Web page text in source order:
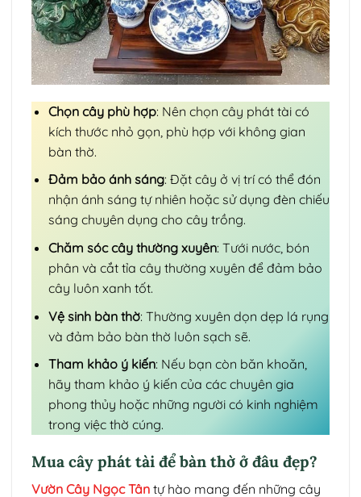
Chọn cây phù hợp: Nên chọn cây phát tài có
kích thước nhỏ gọn, phù hợp với không gian
bàn thờ.
Đảm bảo ánh sáng: Đặt cây ở vị trí có thể đón
nhận ánh sáng tự nhiên hoặc sử dụng đèn chiếu
sáng chuyên dụng cho cây trồng.
Chăm sóc cây thường xuyên: Tưới nước, bón
phân và cắt tỉa cây thường xuyên để đảm bảo
cây luôn xanh tốt.
Vệ sinh bàn thờ: Thường xuyên dọn dẹp lá rụng
và đảm bảo bàn thờ luôn sạch sẽ.
Tham khảo ý kiến: Nếu bạn còn băn khoăn,
hãy tham khảo ý kiến của các chuyên gia
phong thủy hoặc những người có kinh nghiệm
trong việc thờ cúng.
Mua cây phát tài để bàn thờ ở đâu đẹp?
Vườn Cây Ngọc Tân tự hào mang đến những cây